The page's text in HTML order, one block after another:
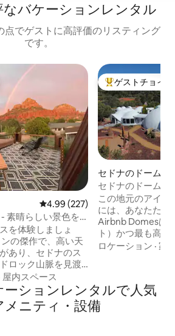
バケーションレンタル
点でゲストに高評価のリスティング
です。
スです。
レビュー227件、5つ星中4.99つ
4.99 (227)
素晴らしい景色を
を体験しましょ
の傑作で、高い天
あり、セドナのス
ロック山脈を見渡
しく改装された3寝
先は、ドラマチッ
シェフ仕様のキッ
ム、オフィス、ロ
屋内スペース
大好評のゲスト
ゲストチョイス
セドナのドームハ
セドナのドームハ
ーク、エクストリ
この地元のアイ
には、あなたたち
Airbnb Domesは
ト）かつ最も高
のドームで、合
たグレートドーム
さい。 8インチの
ームのスイート、
ロケーション ·家
ションレンタルで人気
メニティ・設備